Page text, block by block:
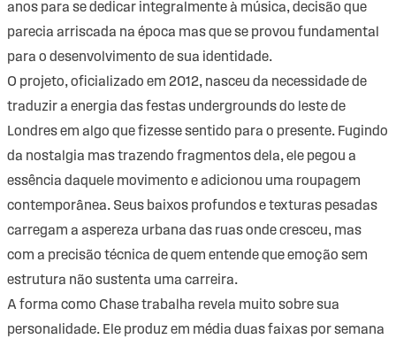
anos para se dedicar integralmente à música, decisão que
parecia arriscada na época mas que se provou fundamental
para o desenvolvimento de sua identidade.
O projeto, oficializado em 2012, nasceu da necessidade de
traduzir a energia das festas undergrounds do leste de
Londres em algo que fizesse sentido para o presente. Fugindo
da nostalgia mas trazendo fragmentos dela, ele pegou a
essência daquele movimento e adicionou uma roupagem
contemporânea. Seus baixos profundos e texturas pesadas
carregam a aspereza urbana das ruas onde cresceu, mas
com a precisão técnica de quem entende que emoção sem
estrutura não sustenta uma carreira.
A forma como Chase trabalha revela muito sobre sua
personalidade. Ele produz em média duas faixas por semana